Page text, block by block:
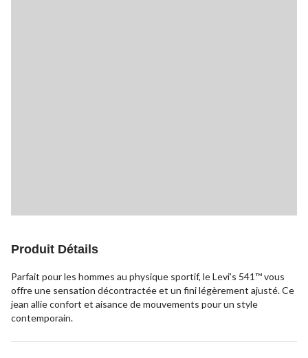
Produit Détails
Parfait pour les hommes au physique sportif, le Levi’s 541™ vous
offre une sensation décontractée et un fini légèrement ajusté. Ce
jean allie confort et aisance de mouvements pour un style
contemporain.